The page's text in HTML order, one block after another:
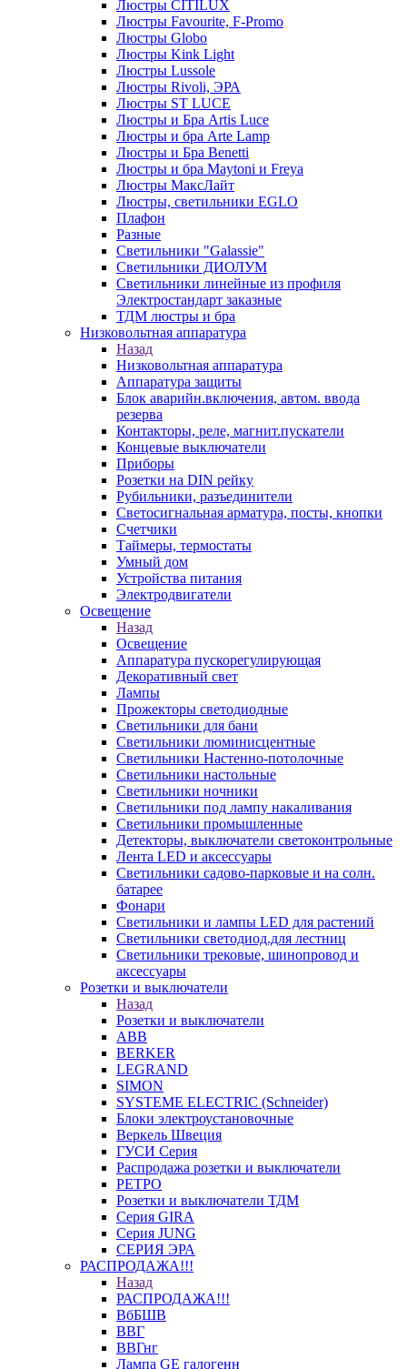
Люстры CITILUX
Люстры Favourite, F-Promo
Люстры Globo
Люстры Kink Light
Люстры Lussole
Люстры Rivoli, ЭРА
Люстры ST LUCE
Люстры и Бра Artis Luce
Люстры и бра Arte Lamp
Люстры и Бра Benetti
Люстры и бра Maytoni и Freya
Люстры МаксЛайт
Люстры, светильники EGLO
Плафон
Разные
Светильники "Galassie"
Светильники ДИОЛУМ
Светильники линейные из профиля
Электростандарт заказные
ТДМ люстры и бра
Низковольтная аппаратура
Назад
Низковольтная аппаратура
Аппаратура защиты
Блок аварийн.включения, автом. ввода
резерва
Контакторы, реле, магнит.пускатели
Концевые выключатели
Приборы
Розетки на DIN рейку
Рубильники, разъединители
Светосигнальная арматура, посты, кнопки
Счетчики
Таймеры, термостаты
Умный дом
Устройства питания
Электродвигатели
Освещение
Назад
Освещение
Аппаратура пускорегулирующая
Декоративный свет
Лампы
Прожекторы светодиодные
Светильники для бани
Светильники люминисцентные
Светильники Настенно-потолочные
Светильники настольные
Светильники ночники
Светильники под лампу накаливания
Светильники промышленные
Детекторы, выключатели светоконтрольные
Лента LED и аксессуары
Светильники садово-парковые и на солн.
батарее
Фонари
Светильники и лампы LED для растений
Светильники светодиод.для лестниц
Светильники трековые, шинопровод и
аксессуары
Розетки и выключатели
Назад
Розетки и выключатели
ABB
BERKER
LEGRAND
SIMON
SYSTEME ELECTRIC (Schneider)
Блоки электроустановочные
Веркель Швеция
ГУСИ Серия
Распродажа розетки и выключатели
РЕТРО
Розетки и выключатели ТДМ
Серия GIRA
Серия JUNG
СЕРИЯ ЭРА
РАСПРОДАЖА!!!
Назад
РАСПРОДАЖА!!!
ВбБШВ
ВВГ
ВВГнг
Лампа GE галогенн